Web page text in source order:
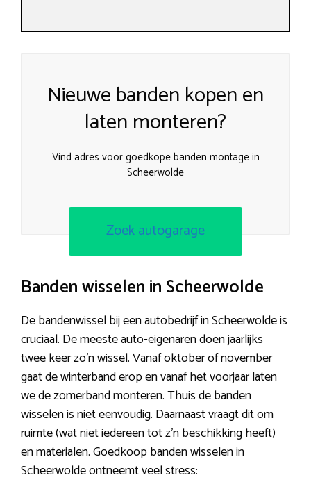
Nieuwe banden kopen en
laten monteren?
Vind adres voor goedkope banden montage in
Scheerwolde
Zoek autogarage
Banden wisselen in Scheerwolde
De bandenwissel bij een autobedrijf in Scheerwolde is
cruciaal. De meeste auto-eigenaren doen jaarlijks
twee keer zo’n wissel. Vanaf oktober of november
gaat de winterband erop en vanaf het voorjaar laten
we de zomerband monteren. Thuis de banden
wisselen is niet eenvoudig. Daarnaast vraagt dit om
ruimte (wat niet iedereen tot z’n beschikking heeft)
en materialen. Goedkoop banden wisselen in
Scheerwolde ontneemt veel stress: